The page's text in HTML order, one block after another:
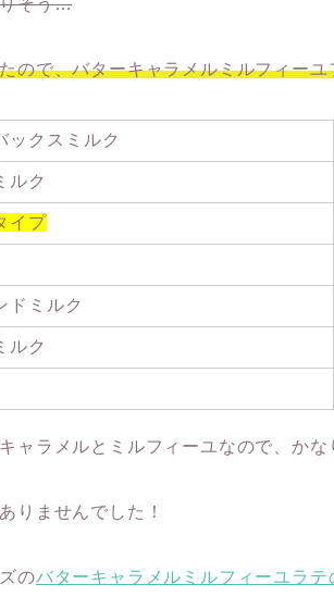
そう…
ので、バターキャラメルミルフィー
ックスミルク
ルク
イプ
ドミルク
ルク
ャラメルとミルフィーユなので、か
りませんでした！
のバターキャラメルミルフィーユラテ